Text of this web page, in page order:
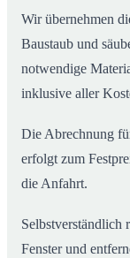
Wir übernehmen
Baustaub und
notwendige
inklusive aller
Die Abrechnung
erfolgt zum
die Anfahrt.
Selbstverständlich
Fenster und